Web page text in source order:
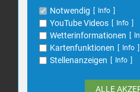
E-Mail:info@bad-
Search
for:
Name
Anbieter
Eigentümer
Zweck
Speichert die
bezüglich der
Cookie Name
dywc
1 Jahr
Notwendig Info
YouTube Videos Info
Wetterinformationen
Kartenfunktionen Info
Stellenanzeigen Info
ALLE